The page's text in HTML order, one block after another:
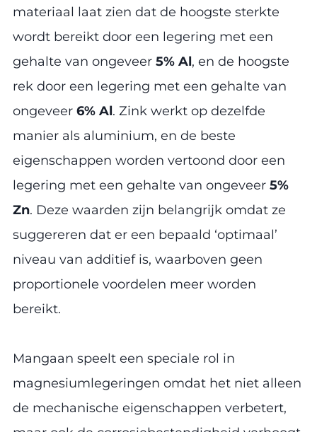
materiaal laat zien dat de hoogste sterkte
wordt bereikt door een legering met een
gehalte van ongeveer 5% Al, en de hoogste
rek door een legering met een gehalte van
ongeveer 6% Al. Zink werkt op dezelfde
manier als aluminium, en de beste
eigenschappen worden vertoond door een
legering met een gehalte van ongeveer 5%
Zn. Deze waarden zijn belangrijk omdat ze
suggereren dat er een bepaald ‘optimaal’
niveau van additief is, waarboven geen
proportionele voordelen meer worden
bereikt.
Mangaan speelt een speciale rol in
magnesiumlegeringen omdat het niet alleen
de mechanische eigenschappen verbetert,